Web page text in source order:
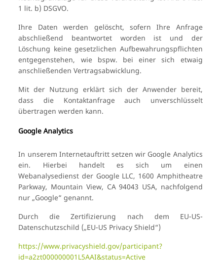
1 lit. b) DSGVO.
Ihre Daten werden gelöscht, sofern Ihre Anfrage
abschließend beantwortet worden ist und der
Löschung keine gesetzlichen Aufbewahrungspflichten
entgegenstehen, wie bspw. bei einer sich etwaig
anschließenden Vertragsabwicklung.
Mit der Nutzung erklärt sich der Anwender bereit,
dass die Kontaktanfrage auch unverschlüsselt
übertragen werden kann.
Google Analytics
In unserem Internetauftritt setzen wir Google Analytics
ein. Hierbei handelt es sich um einen
Webanalysedienst der Google LLC, 1600 Amphitheatre
Parkway, Mountain View, CA 94043 USA, nachfolgend
nur „Google“ genannt.
Durch die Zertifizierung nach dem EU-US-
Datenschutzschild („EU-US Privacy Shield“)
https://www.privacyshield.gov/participant?
id=a2zt000000001L5AAI&status=Active